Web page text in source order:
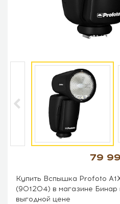
79
Купить Вспышка Profoto
(901204) в магазине Бинар
выгодной цене